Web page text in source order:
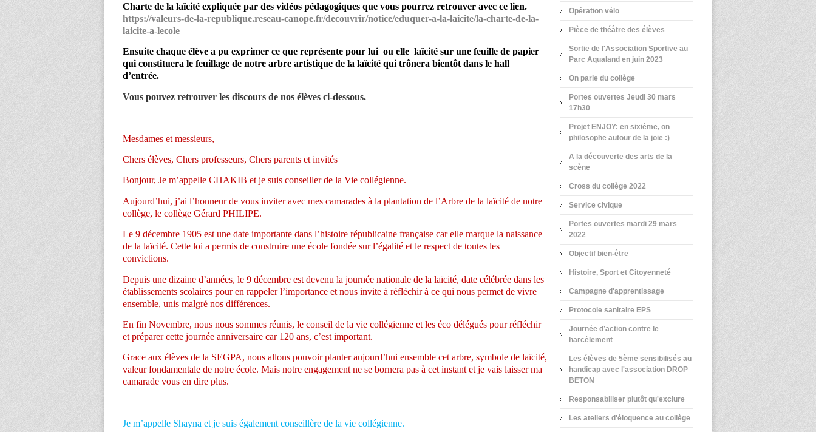
Charte de la laïcité expliquée par des vidéos pédagogiques que vous pourrez retrouver avec ce lien.
https://valeurs-de-la-republique.reseau-canope.fr/decouvrir/notice/eduquer-a-la-laicite/la-charte-de-la-
laicite-a-lecole
Ensuite chaque élève a pu exprimer ce que représente pour lui ou elle laïcité sur une feuille de papier
qui constituera le feuillage de notre arbre artistique de la laïcité qui trônera bientôt dans le hall
d’entrée.
Vous pouvez retrouver les discours de nos élèves ci-dessous.
Mesdames et messieurs,
Chers élèves, Chers professeurs, Chers parents et invités
Bonjour, Je m’appelle CHAKIB et je suis conseiller de la Vie collégienne.
Aujourd’hui, j’ai l’honneur de vous inviter avec mes camarades à la plantation de l’Arbre de la laïcité de notre
collège, le collège Gérard PHILIPE.
Le 9 décembre 1905 est une date importante dans l’histoire républicaine française car elle marque la naissance
de la laïcité. Cette loi a permis de construire une école fondée sur l’égalité et le respect de toutes les
convictions.
Depuis une dizaine d’années, le 9 décembre est devenu la journée nationale de la laïcité, date célébrée dans les
établissements scolaires pour en rappeler l’importance et nous invite à réfléchir à ce qui nous permet de vivre
ensemble, unis malgré nos différences.
En fin Novembre, nous nous sommes réunis, le conseil de la vie collégienne et les éco délégués pour réfléchir
et préparer cette journée anniversaire car 120 ans, c’est important.
Grace aux élèves de la SEGPA, nous allons pouvoir planter aujourd’hui ensemble cet arbre, symbole de laïcité,
valeur fondamentale de notre école. Mais notre engagement ne se bornera pas à cet instant et je vais laisser ma
camarade vous en dire plus.
Je m’appelle Shayna et je suis également conseillère de la vie collégienne.
Opération vélo
Pièce de théâtre des élèves
Sortie de l'Association Sportive au
Parc Aqualand en juin 2023
On parle du collège
Portes ouvertes Jeudi 30 mars
17h30
Projet ENJOY: en sixième, on
philosophe autour de la joie :)
A la découverte des arts de la
scène
Cross du collège 2022
Service civique
Portes ouvertes mardi 29 mars
2022
Objectif bien-être
Histoire, Sport et Citoyenneté
Campagne d'apprentissage
Protocole sanitaire EPS
Journée d’action contre le
harcèlement
Les élèves de 5ème sensibilisés au
handicap avec l'association DROP
BETON
Responsabiliser plutôt qu'exclure
Les ateliers d'éloquence au collège